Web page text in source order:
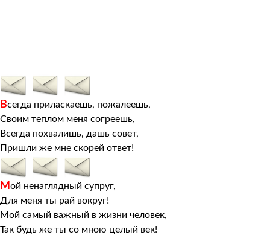
Всегда приласкаешь, пожалеешь,
Своим теплом меня согреешь,
Всегда похвалишь, дашь совет,
Пришли же мне скорей ответ!
Мой ненаглядный супруг,
Для меня ты рай вокруг!
Мой самый важный в жизни человек,
Так будь же ты со мною целый век!